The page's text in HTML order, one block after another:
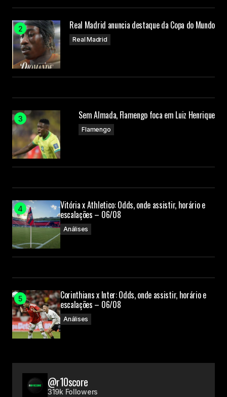
Real Madrid anuncia destaque da Copa do Mundo
Real Madrid
Sem Almada, Flamengo foca em Luiz Henrique
Flamengo
Vitória x Athletico: Odds, onde assistir, horário e
escalações – 06/08
Análises
Corinthians x Inter: Odds, onde assistir, horário e
escalações – 06/08
Análises
@r10score
319k Followers